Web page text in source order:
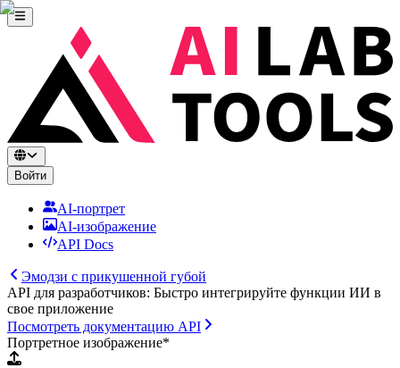
Войти
AI-портрет
AI-изображение
API Docs
Эмодзи с прикушенной губой
API для разработчиков: Быстро интегрируйте функции ИИ в
свое приложение
Посмотреть документацию API
Портретное изображение*